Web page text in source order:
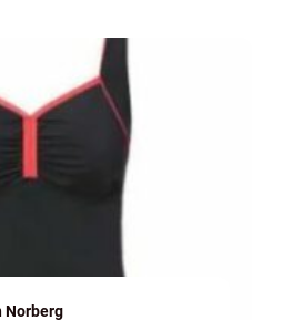
Norberg